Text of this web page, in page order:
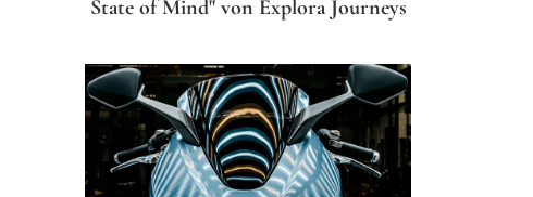
State of Mind" von Explora Journeys